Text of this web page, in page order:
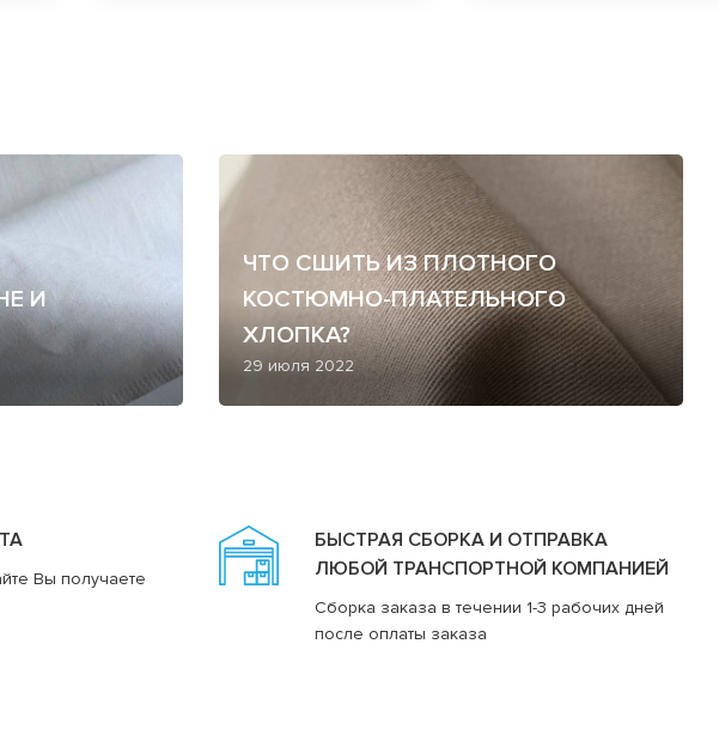
И
ЧТО СШИТЬ ИЗ ПЛОТНОГО
КОСТЮМНО-ПЛАТЕЛЬНОГО
ХЛОПКА?
29 июля 2022
Вы получаете
БЫСТРАЯ СБОРКА И ОТПРАВКА
ЛЮБОЙ ТРАНСПОРТНОЙ КОМПАНИЕЙ
Сборка заказа в течении 1-3 рабочих дней
после оплаты заказа